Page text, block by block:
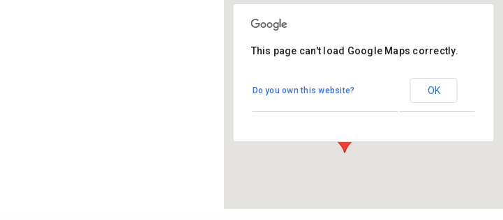
De Tarissing
Ds. van Velzenstrjitte 17 - Drogeham
This page can't load Google Maps correctly.
Do you own this website? OK